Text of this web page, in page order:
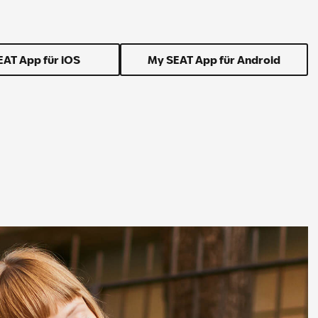
App für iOS My SEAT App für Android